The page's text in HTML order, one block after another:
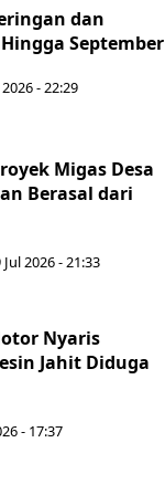
dan
September
- 22:29
Migas Desa
Berasal dari
2026 - 21:33
Nyaris
Jahit Diduga
- 17:37